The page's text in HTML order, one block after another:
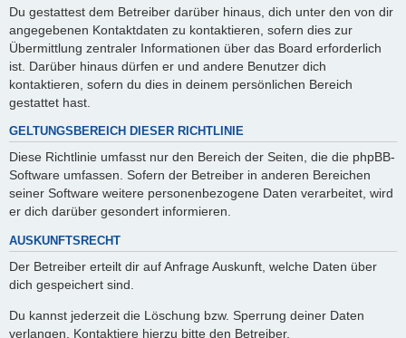
Du gestattest dem Betreiber darüber hinaus, dich unter den von dir
angegebenen Kontaktdaten zu kontaktieren, sofern dies zur
Übermittlung zentraler Informationen über das Board erforderlich
ist. Darüber hinaus dürfen er und andere Benutzer dich
kontaktieren, sofern du dies in deinem persönlichen Bereich
gestattet hast.
GELTUNGSBEREICH DIESER RICHTLINIE
Diese Richtlinie umfasst nur den Bereich der Seiten, die die phpBB-
Software umfassen. Sofern der Betreiber in anderen Bereichen
seiner Software weitere personenbezogene Daten verarbeitet, wird
er dich darüber gesondert informieren.
AUSKUNFTSRECHT
Der Betreiber erteilt dir auf Anfrage Auskunft, welche Daten über
dich gespeichert sind.
Du kannst jederzeit die Löschung bzw. Sperrung deiner Daten
verlangen. Kontaktiere hierzu bitte den Betreiber.